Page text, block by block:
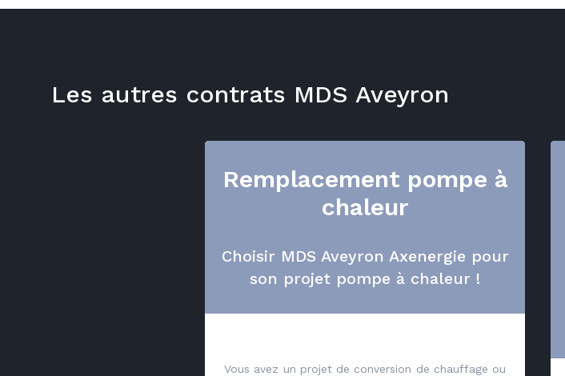
Les autres contrats MDS Aveyron
Remplacement pompe à
chaleur
Choisir MDS Aveyron Axenergie pour
son projet pompe à chaleur !
Vous avez un projet de conversion de chauffage ou